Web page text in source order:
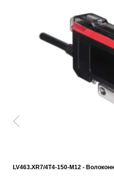
LV463.XR7/4T4-150-M12 -